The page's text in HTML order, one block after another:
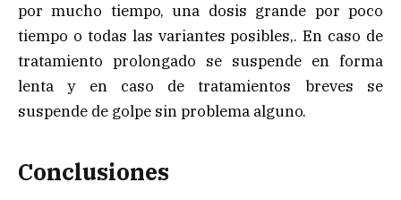
por mucho tiempo, una dosis grande por poco
tiempo o todas las variantes posibles,. En caso de
tratamiento prolongado se suspende en forma
lenta y en caso de tratamientos breves se
suspende de golpe sin problema alguno.
Conclusiones